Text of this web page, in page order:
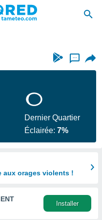
...
Dernier Quartier
Éclairée:7%
aux orages violents !
Installer